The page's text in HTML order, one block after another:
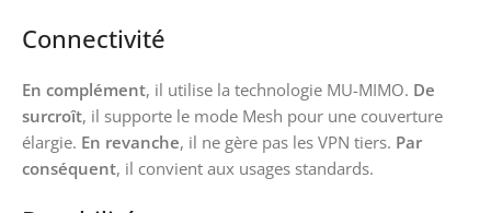
Connectivité
En complément, il utilise la technologie MU-MIMO. De
surcroît, il supporte le mode Mesh pour une couverture
élargie. En revanche, il ne gère pas les VPN tiers. Par
conséquent, il convient aux usages standards.